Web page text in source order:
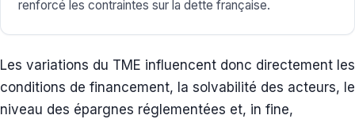
renforcé les contraintes sur la dette française.
Les variations du TME influencent donc directement les
conditions de financement, la solvabilité des acteurs, le
niveau des épargnes réglementées et, in fine,